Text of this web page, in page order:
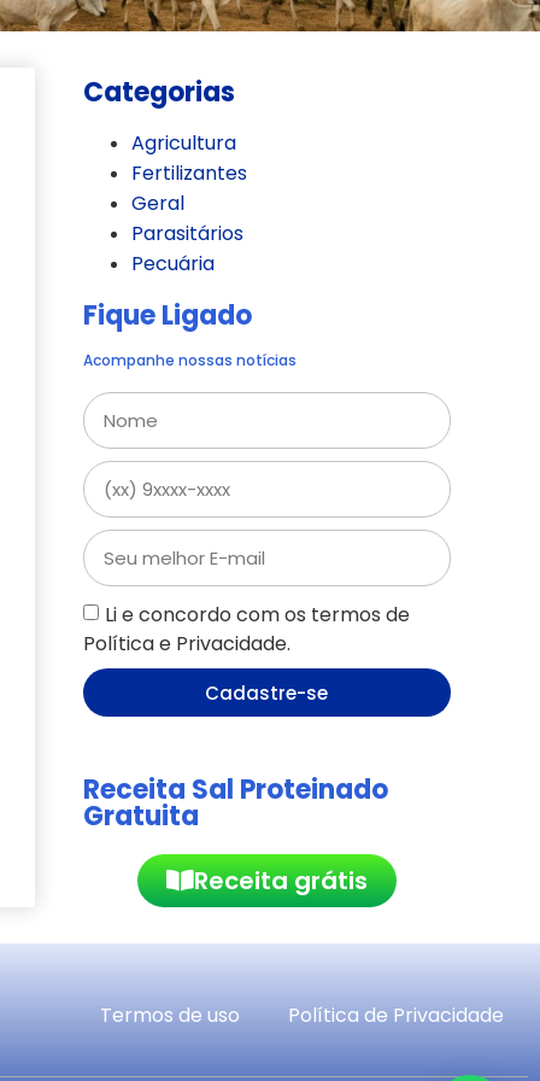
Categorias
Agricultura
Fertilizantes
Geral
Parasitários
Pecuária
Fique Ligado
Acompanhe nossas notícias
Li e concordo com os termos de
Política e Privacidade.
Cadastre-se
Receita Sal Proteinado
Gratuita
Receita grátis
Termos de uso Política de Privacidade